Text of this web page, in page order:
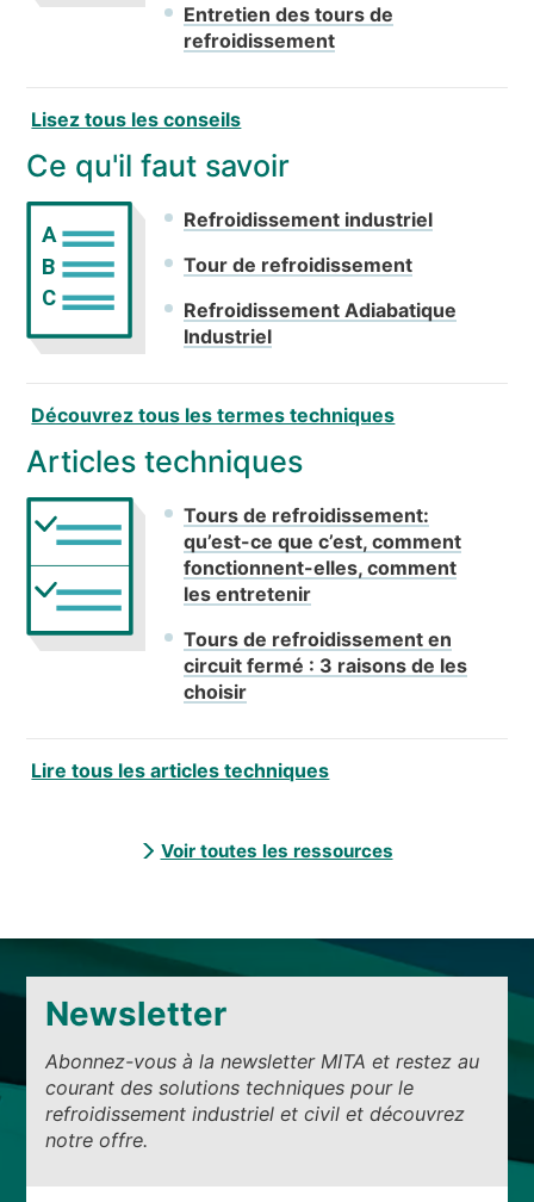
Entretien des tours de
refroidissement
Lisez tous les conseils
Ce qu'il faut savoir
A
B
C
Refroidissement industriel
Tour de refroidissement
Refroidissement Adiabatique
Industriel
Découvrez tous les termes techniques
Articles techniques
Tours de refroidissement:
qu’est-ce que c’est, comment
fonctionnent-elles, comment
les entretenir
Tours de refroidissement en
circuit fermé : 3 raisons de les
choisir
Lire tous les articles techniques
Voir toutes les ressources
Newsletter
Abonnez-vous à la newsletter MITA et restez au
courant des solutions techniques pour le
refroidissement industriel et civil et découvrez
notre offre.